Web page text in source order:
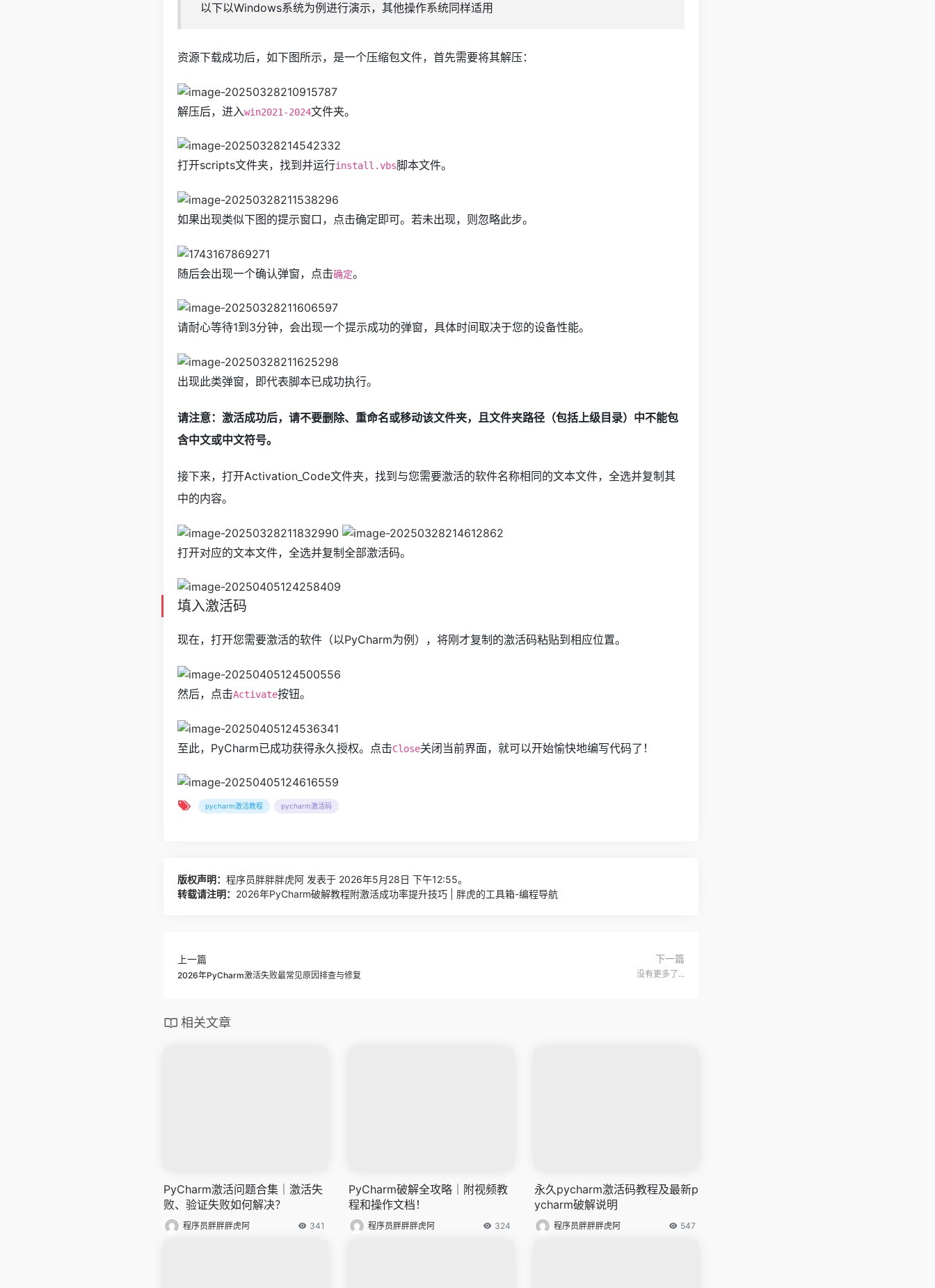
以下以Windows系统为例进行演示，其他操作系统同样适用
资源下载成功后，如下图所示，是一个压缩包文件，首先需要将其解压：
解压后，进入win2021-2024文件夹。
打开scripts文件夹，找到并运行install.vbs脚本文件。
如果出现类似下图的提示窗口，点击确定即可。若未出现，则忽略此步。
随后会出现一个确认弹窗，点击确定。
请耐心等待1到3分钟，会出现一个提示成功的弹窗，具体时间取决于您的设备性能。
出现此类弹窗，即代表脚本已成功执行。
请注意：激活成功后，请不要删除、重命名或移动该文件夹，且文件夹路径（包括上级目录）中不能包
含中文或中文符号。
接下来，打开Activation_Code文件夹，找到与您需要激活的软件名称相同的文本文件，全选并复制其
中的内容。
打开对应的文本文件，全选并复制全部激活码。
填入激活码
现在，打开您需要激活的软件（以PyCharm为例），将刚才复制的激活码粘贴到相应位置。
然后，点击Activate按钮。
至此，PyCharm已成功获得永久授权。点击Close关闭当前界面，就可以开始愉快地编写代码了！
pycharm激活教程 pycharm激活码
版权声明： 程序员胖胖胖虎阿 发表于 2026年5月28日 下午12:55。
转载请注明： 2026年PyCharm破解教程附激活成功率提升技巧 | 胖虎的工具箱-编程导航
上一篇
2026年PyCharm激活失败最常见原因排查与修复
下一篇
没有更多了...
相关文章
PyCharm激活问题合集｜激活失
败、验证失败如何解决？
程序员胖胖胖虎阿 341
PyCharm破解全攻略｜附视频教
程和操作文档！
程序员胖胖胖虎阿 324
永久pycharm激活码教程及最新p
ycharm破解说明
程序员胖胖胖虎阿 547